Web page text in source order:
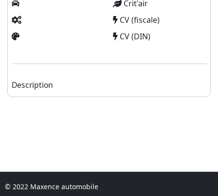
Crit'air
CV (fiscale)
CV (DIN)
Description
© 2022 Maxence automobile